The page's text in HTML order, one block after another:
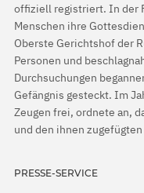
offiziell registriert. In der
Menschen ihre
Oberste Gerichtshof der
Personen und
Durchsuchungen
Gefängnis gesteckt. Im
Zeugen frei, ordnete an,
und den ihnen
PRESSE-SERVICE